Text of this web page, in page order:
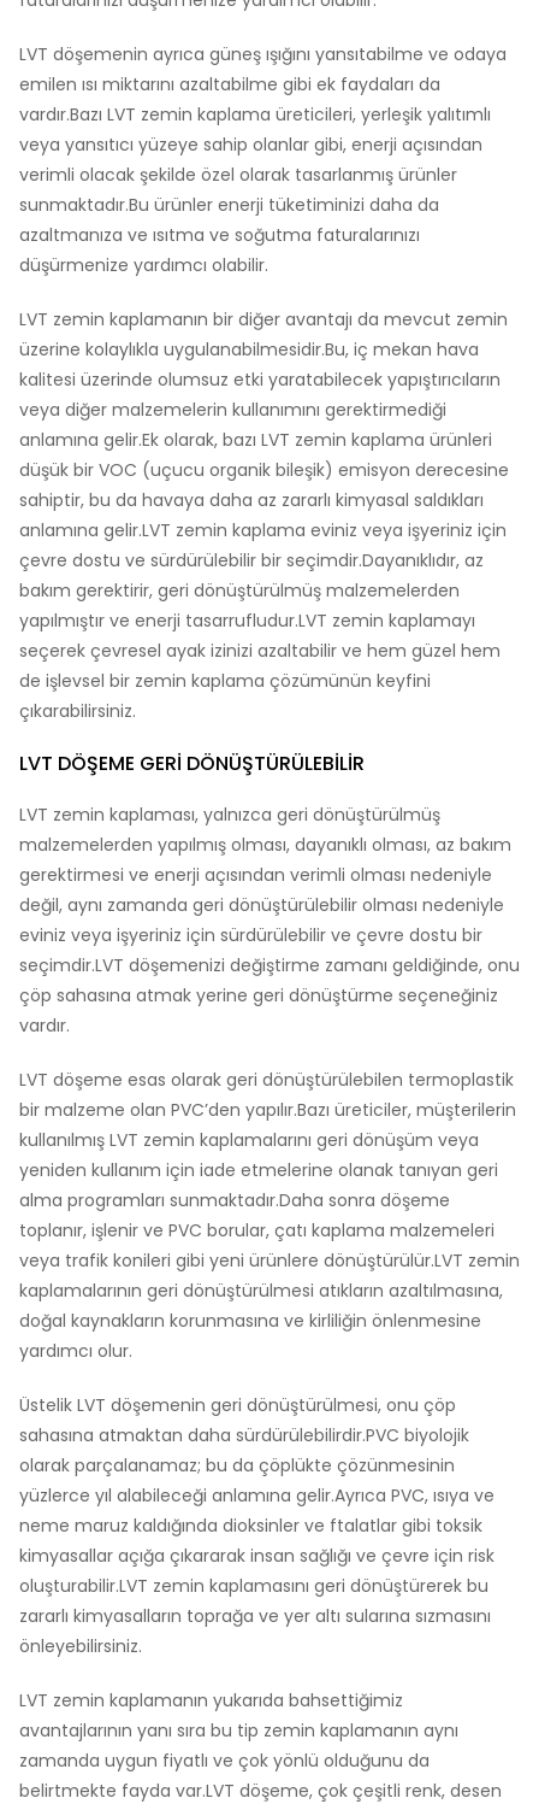
LVT döşemenin ayrıca güneş ışığını yansıtabilme ve odaya
emilen ısı miktarını azaltabilme gibi ek faydaları da
vardır.Bazı LVT zemin kaplama üreticileri, yerleşik yalıtımlı
veya yansıtıcı yüzeye sahip olanlar gibi, enerji açısından
verimli olacak şekilde özel olarak tasarlanmış ürünler
sunmaktadır.Bu ürünler enerji tüketiminizi daha da
azaltmanıza ve ısıtma ve soğutma faturalarınızı
düşürmenize yardımcı olabilir.
LVT zemin kaplamanın bir diğer avantajı da mevcut zemin
üzerine kolaylıkla uygulanabilmesidir.Bu, iç mekan hava
kalitesi üzerinde olumsuz etki yaratabilecek yapıştırıcıların
veya diğer malzemelerin kullanımını gerektirmediği
anlamına gelir.Ek olarak, bazı LVT zemin kaplama ürünleri
düşük bir VOC (uçucu organik bileşik) emisyon derecesine
sahiptir, bu da havaya daha az zararlı kimyasal saldıkları
anlamına gelir.LVT zemin kaplama eviniz veya işyeriniz için
çevre dostu ve sürdürülebilir bir seçimdir.Dayanıklıdır, az
bakım gerektirir, geri dönüştürülmüş malzemelerden
yapılmıştır ve enerji tasarrufludur.LVT zemin kaplamayı
seçerek çevresel ayak izinizi azaltabilir ve hem güzel hem
de işlevsel bir zemin kaplama çözümünün keyfini
çıkarabilirsiniz.
LVT DÖŞEME GERI DÖNÜŞTÜRÜLEBILIR
LVT zemin kaplaması, yalnızca geri dönüştürülmüş
malzemelerden yapılmış olması, dayanıklı olması, az bakım
gerektirmesi ve enerji açısından verimli olması nedeniyle
değil, aynı zamanda geri dönüştürülebilir olması nedeniyle
eviniz veya işyeriniz için sürdürülebilir ve çevre dostu bir
seçimdir.LVT döşemenizi değiştirme zamanı geldiğinde, onu
çöp sahasına atmak yerine geri dönüştürme seçeneğiniz
vardır.
LVT döşeme esas olarak geri dönüştürülebilen termoplastik
bir malzeme olan PVC’den yapılır.Bazı üreticiler, müşterilerin
kullanılmış LVT zemin kaplamalarını geri dönüşüm veya
yeniden kullanım için iade etmelerine olanak tanıyan geri
alma programları sunmaktadır.Daha sonra döşeme
toplanır, işlenir ve PVC borular, çatı kaplama malzemeleri
veya trafik konileri gibi yeni ürünlere dönüştürülür.LVT zemin
kaplamalarının geri dönüştürülmesi atıkların azaltılmasına,
doğal kaynakların korunmasına ve kirliliğin önlenmesine
yardımcı olur.
Üstelik LVT döşemenin geri dönüştürülmesi, onu çöp
sahasına atmaktan daha sürdürülebilirdir.PVC biyolojik
olarak parçalanamaz; bu da çöplükte çözünmesinin
yüzlerce yıl alabileceği anlamına gelir.Ayrıca PVC, ısıya ve
neme maruz kaldığında dioksinler ve ftalatlar gibi toksik
kimyasallar açığa çıkararak insan sağlığı ve çevre için risk
oluşturabilir.LVT zemin kaplamasını geri dönüştürerek bu
zararlı kimyasalların toprağa ve yer altı sularına sızmasını
önleyebilirsiniz.
LVT zemin kaplamanın yukarıda bahsettiğimiz
avantajlarının yanı sıra bu tip zemin kaplamanın aynı
zamanda uygun fiyatlı ve çok yönlü olduğunu da
belirtmekte fayda var.LVT döşeme, çok çeşitli renk, desen